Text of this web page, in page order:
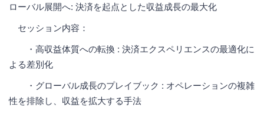
ローバル展開へ: 決済を起点とした収益成長の最大化
セッション内容：
・高収益体質への転換 : 決済エクスペリエンスの最適化に
よる差別化
・グローバル成長のプレイブック : オペレーションの複雑
性を排除し、収益を拡大する手法